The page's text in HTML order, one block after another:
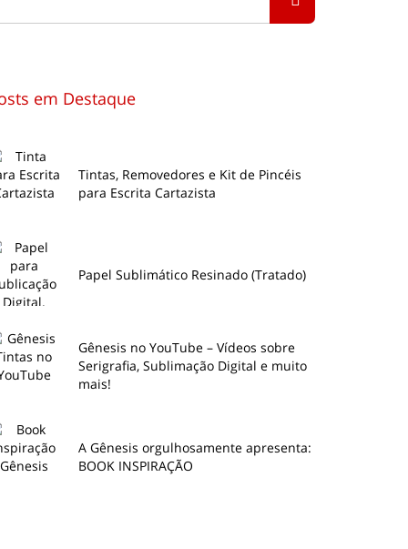
em Destaque
Tintas, Removedores e Kit de Pincéis
para Escrita Cartazista
Papel Sublimático Resinado (Tratado)
Gênesis no YouTube – Vídeos sobre
Serigrafia, Sublimação Digital e muito
mais!
A Gênesis orgulhosamente apresenta:
BOOK INSPIRAÇÃO